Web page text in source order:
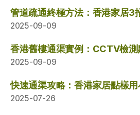
管道疏通終極方法：香港家居3
2025-09-09
香港舊樓通渠實例：CCTV檢測
2025-09-09
快速通渠攻略：香港家居點樣
2025-07-26